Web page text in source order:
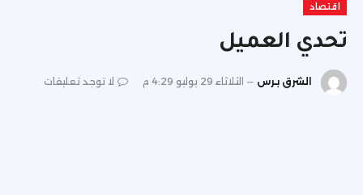
اقتصاد
تحدي العميل
الشرق برس الثلاثاء 29 يوليو 4:29 م لا توجد تعليقات